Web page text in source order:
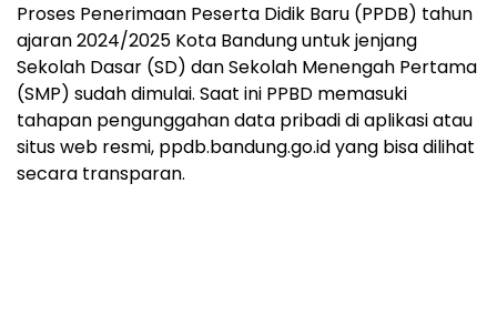
Proses Penerimaan Peserta Didik Baru (PPDB) tahun
ajaran 2024/2025 Kota Bandung untuk jenjang
Sekolah Dasar (SD) dan Sekolah Menengah Pertama
(SMP) sudah dimulai. Saat ini PPBD memasuki
tahapan pengunggahan data pribadi di aplikasi atau
situs web resmi, ppdb.bandung.go.id yang bisa dilihat
secara transparan.